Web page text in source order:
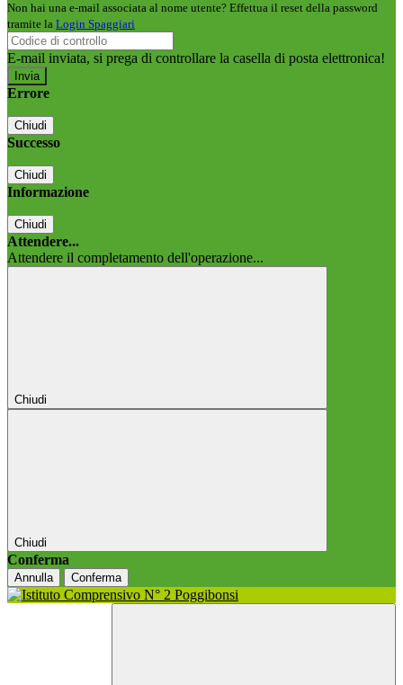
Non hai una e-mail associata al nome utente? Effettua il reset della password
tramite la Login Spaggiari
E-mail inviata, si prega di controllare la casella di posta elettronica!
Errore
Chiudi
Successo
Chiudi
Informazione
Chiudi
Attendere...
Attendere il completamento dell'operazione...
Chiudi
Chiudi
Conferma
Annulla Conferma